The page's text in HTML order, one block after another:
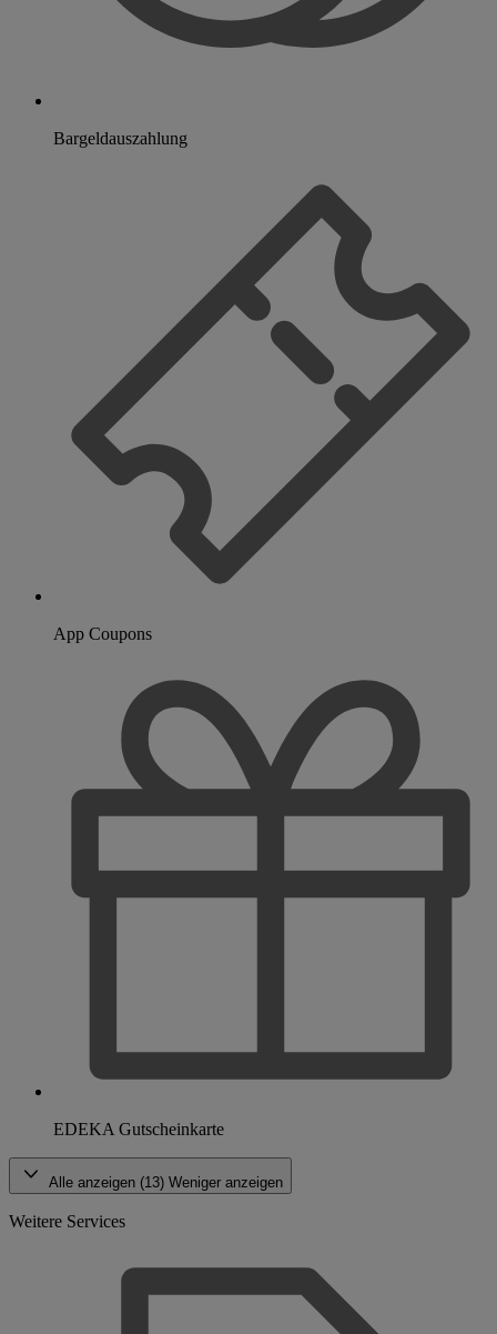
Bargeldauszahlung
App Coupons
EDEKA Gutscheinkarte
Alle anzeigen (13) Weniger anzeigen
Weitere Services